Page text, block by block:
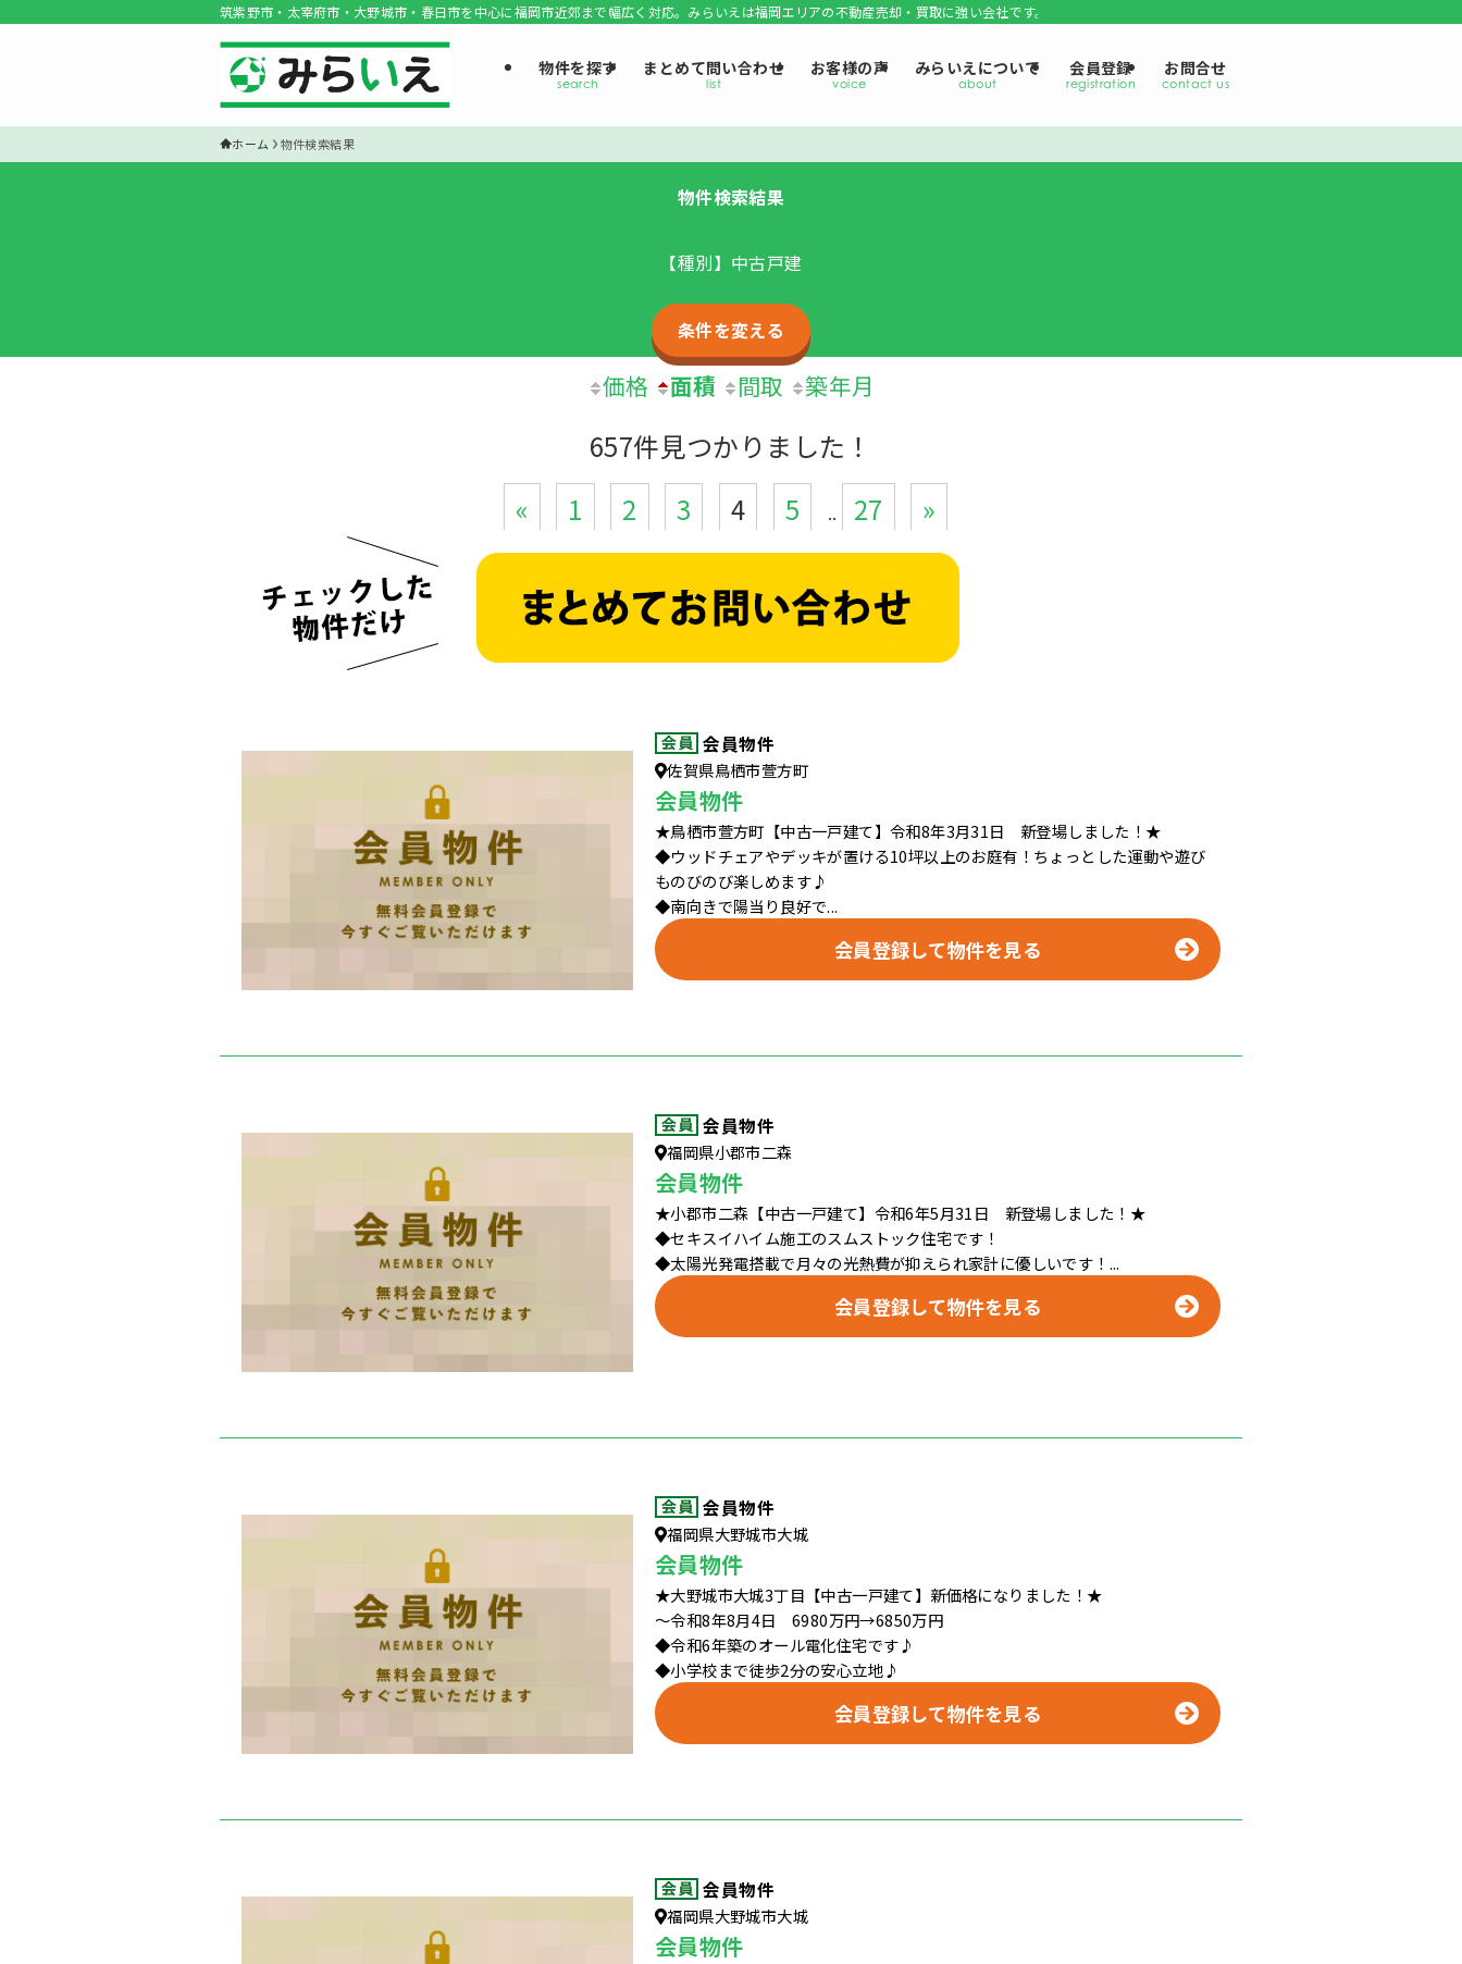
筑紫野市・太宰府市・大野城市・春日市を中心に福岡市近郊まで幅広く対応。みらいえは福岡エリアの不動産売却・買取に強い会社です。
物件を探す まとめて問い合わせ お客様の声 みらいえについて 会員登録 お問合せ
ホーム 物件検索結果
物件検索結果
【種別】中古戸建
条件を変える
価格 面積 間取 築年月
657件見つかりました！
«
1 2 3 4 5 .. 27 »
会員物件
佐賀県鳥栖市萱方町
会員物件
★鳥栖市萱方町【中古一戸建て】令和8年3月31日 新登場しました！★
◆ウッドチェアやデッキが置ける10坪以上のお庭有！ちょっとした運動や遊び
ものびのび楽しめます♪
◆南向きで陽当り良好で...
会員登録して物件を見る
会員物件
福岡県小郡市二森
会員物件
★小郡市二森【中古一戸建て】令和6年5月31日 新登場しました！★
◆セキスイハイム施工のスムストック住宅です！
◆太陽光発電搭載で月々の光熱費が抑えられ家計に優しいです！...
会員登録して物件を見る
会員物件
福岡県大野城市大城
会員物件
★大野城市大城3丁目【中古一戸建て】新価格になりました！★
～令和8年8月4日 6980万円→6850万円
◆令和6年築のオール電化住宅です♪
◆小学校まで徒歩2分の安心立地♪
会員登録して物件を見る
会員物件
福岡県大野城市大城
会員物件